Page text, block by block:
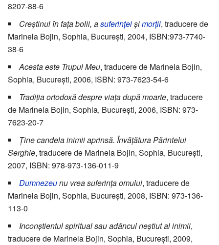
8207-88-6
Creștinul în fața bolii, asuferințeișimorții, traducere de
Marinela Bojin, Sophia, București, 2004, ISBN:973-7740-
38-6
Acesta este Trupul Meu, traducere de Marinela Bojin,
Sophia, București, 2006, ISBN: 973-7623-54-6
Tradiția ortodoxă despre viața după moarte, traducere
de Marinela Bojin, Sophia, București, 2006, ISBN: 973-
7623-20-7
Ţine candela inimii aprinsă. Învățătura Părintelui
Serghie, traducere de Marinela Bojin, Sophia, București,
2007, ISBN: 978-973-136-011-9
Dumnezeunu vrea suferința omului, traducere de
Marinela Bojin, Sophia, București, 2008, ISBN: 973-136-
113-0
Inconștientul spiritual sau adâncul neștiut al inimii,
traducere de Marinela Bojin, Sophia, București, 2009,